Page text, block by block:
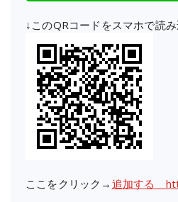
↓このQRコードをスマホで読
ここをクリック→ 追加する